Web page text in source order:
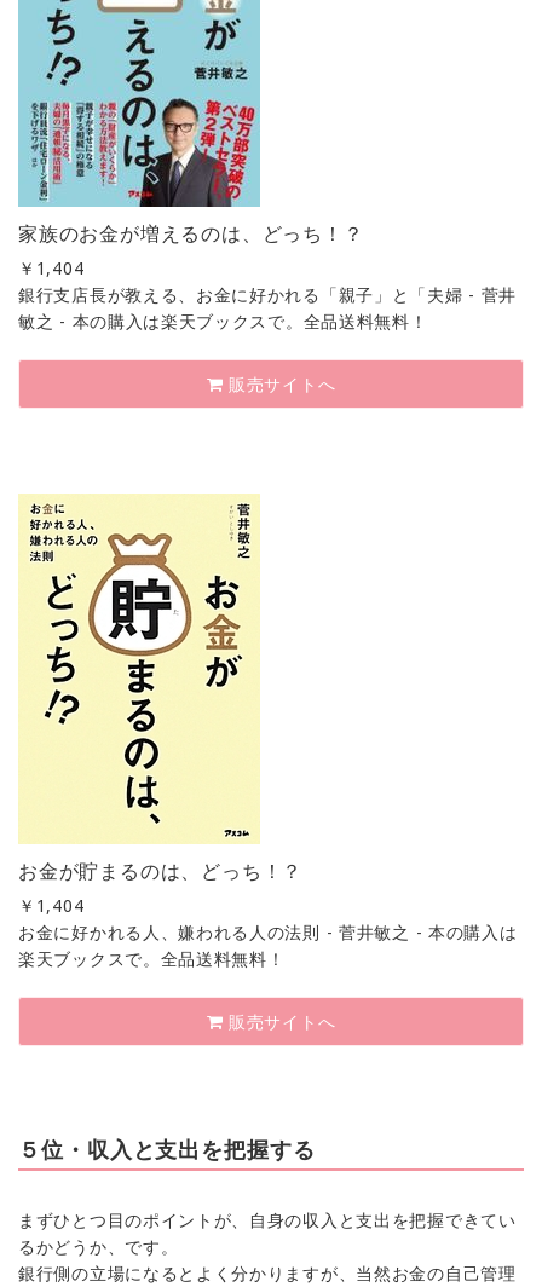
家族のお金が増えるのは、どっち！？
￥ 1,404
銀行支店長が教える、お金に好かれる「親子」と「夫婦 - 菅井
敏之 - 本の購入は楽天ブックスで。全品送料無料！
販売サイトへ
お金が貯まるのは、どっち！？
￥ 1,404
お金に好かれる人、嫌われる人の法則 - 菅井敏之 - 本の購入は
楽天ブックスで。全品送料無料！
販売サイトへ
５位・収入と支出を把握する
まずひとつ目のポイントが、自身の収入と支出を把握できてい
るかどうか、です。
銀行側の立場になるとよく分かりますが、当然お金の自己管理